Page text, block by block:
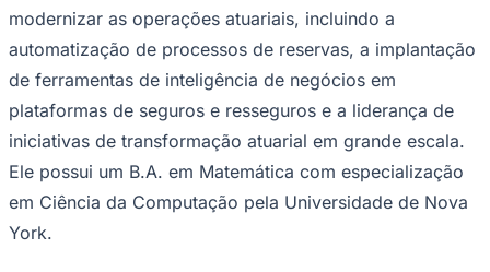
Para Sua Empresa
Anuncie no Portal
Verificar EmpresaNovo
Publicidade Legal
NBA
NFL
Fórmula 1
UFC
modernizar as operações atuariais, incluindo a
automatização de processos de reservas, a implantação
de ferramentas de inteligência de negócios em
plataformas de seguros e resseguros e a liderança de
iniciativas de transformação atuarial em grande escala.
Ele possui um B.A. em Matemática com especialização
em Ciência da Computação pela Universidade de Nova
York.